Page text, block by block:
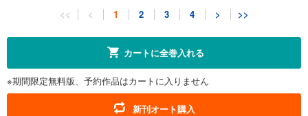
週刊東洋経済 2026/4/18・4/25合併号
試し読み
あらすじを表示する
週刊東洋経済 2026/4/11号
<< < 1 2 3 4 > >>
カートに全巻入れる
※期間限定無料版、予約作品はカートに入りません
新刊オート購入